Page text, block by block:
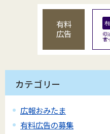
有料
広告
カテゴリー
広報おみたま
有料広告の募集